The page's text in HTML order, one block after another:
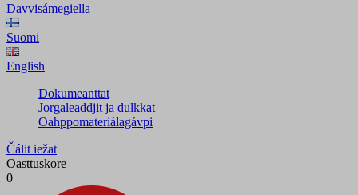
Davvisámegiella
Suomi
English
Dokumeanttat
Jorgaleaddjit ja dulkkat
Oahppomateriálagávpi
Čálit iežat
Oasttuskore
0